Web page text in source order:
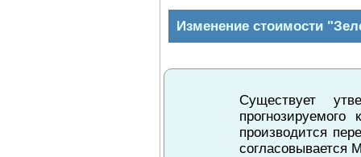
Изменение стоимости
Существует
производится